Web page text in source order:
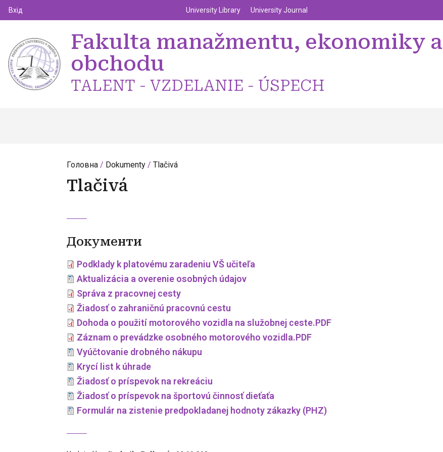
Používateľské menu
Вхід Top menu
University Library University Journal
Fakulta manažmentu, ekonomiky a
obchodu
TALENT - VZDELANIE - ÚSPECH
Головна Dokumenty Tlačivá
Tlačivá
Документи
Podklady k platovému zaradeniu VŠ učiteľa
Aktualizácia a overenie osobných údajov
Správa z pracovnej cesty
Žiadosť o zahraničnú pracovnú cestu
Dohoda o použití motorového vozidla na služobnej ceste.PDF
Záznam o prevádzke osobného motorového vozidla.PDF
Vyúčtovanie drobného nákupu
Krycí list k úhrade
Žiadosť o príspevok na rekreáciu
Žiadosť o príspevok na športovú činnosť dieťaťa
Formulár na zistenie predpokladanej hodnoty zákazky (PHZ)